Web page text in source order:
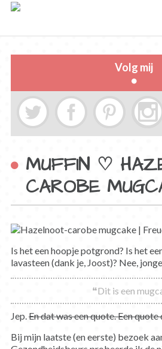
Volg mij
MUFFIN ♡
CAROBE
Is het een hoopje potgrond? Is het
lavasteen (dank je, Joost)? Nee,
❝Dit is een
Jep.En dat was een quote. Een
Bij mijn laatste (en eerste) bezoek